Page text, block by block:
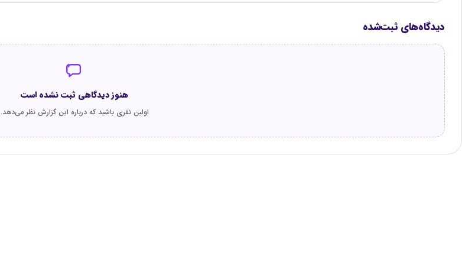
دیدگاه‌های ثبت‌شده
هنوز دیدگاهی ثبت نشده است
اولین نفری باشید که درباره این گزارش نظر می‌دهد.